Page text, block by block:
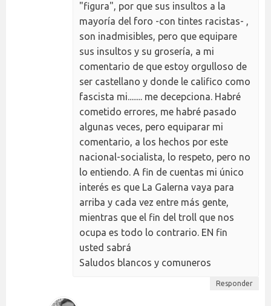
"figura", por que sus insultos a la
mayoría del foro -con tintes racistas- ,
son inadmisibles, pero que equipare
sus insultos y su grosería, a mi
comentario de que estoy orgulloso de
ser castellano y donde le califico como
fascista mi........ me decepciona. Habré
cometido errores, me habré pasado
algunas veces, pero equiparar mi
comentario, a los hechos por este
nacional-socialista, lo respeto, pero no
lo entiendo. A fin de cuentas mi único
interés es que La Galerna vaya para
arriba y cada vez entre más gente,
mientras que el fin del troll que nos
ocupa es todo lo contrario. EN fin
usted sabrá
Saludos blancos y comuneros
Responder